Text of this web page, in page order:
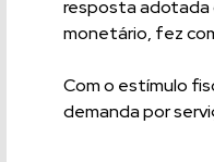
resposta adotada
monetário, fez
Com o estímulo
demanda por